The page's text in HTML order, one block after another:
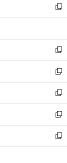
く
で
開
ド
ウ
開
く
ィ
ン
ウ
で
開
く
い
ウ
ン
ド
ウ
で
開
く
新
し
ウ
ィ
ン
ド
ウ
で
開
く
新
し
い
ウ
ィ
ン
ド
ウ
で
開
新
し
い
ウ
ィ
ン
ド
ウ
新
し
い
ウ
ィ
ン
新
し
い
ウ
新
し